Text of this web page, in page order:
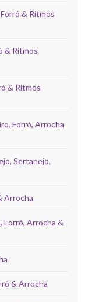
& Ritmos
& Ritmos
& Ritmos
Forró, Arrocha
Sertanejo,
Arrocha
Forró, Arrocha &
& Arrocha